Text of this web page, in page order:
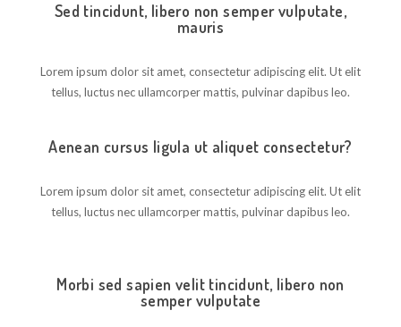
Sed tincidunt, libero non semper vulputate,
mauris
Lorem ipsum dolor sit amet, consectetur adipiscing elit. Ut elit
tellus, luctus nec ullamcorper mattis, pulvinar dapibus leo.
Aenean cursus ligula ut aliquet consectetur?
Lorem ipsum dolor sit amet, consectetur adipiscing elit. Ut elit
tellus, luctus nec ullamcorper mattis, pulvinar dapibus leo.
Morbi sed sapien velit tincidunt, libero non
semper vulputate